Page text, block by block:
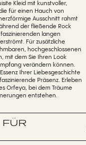
Kleid mit kunstvoller,
für einen Hauch von
Ausschnitt rahmt
der fließende Rock
langen
Für zusätzliche
hochgeschlossenen
mit dem Sie Ihren Look
verändern können.
Ihrer Liebesgeschichte
Präsenz. Erleben
Orfeya, bei dem Träume
entstehen.